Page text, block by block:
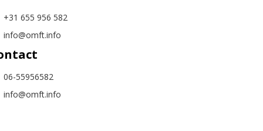
+31 655 956 582
info@omft.info
06-55956582
info@omft.info